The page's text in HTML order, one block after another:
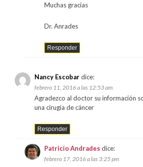
Muchas gracias
Dr. Anrades
Responder
Nancy Escobardice:
febrero 11, 2016 a las 12:53 am
Agradezco al doctor su información
una cirugia de cáncer
Responder
Patricio Andrades dice:
febrero 17, 2016 a las 3:25 pm